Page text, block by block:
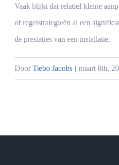
Vaak blijkt dat relatief kleine
of regelstrategieën al een
de prestaties van een installatie.
Door Tiebo Jacobs | maart 8th,